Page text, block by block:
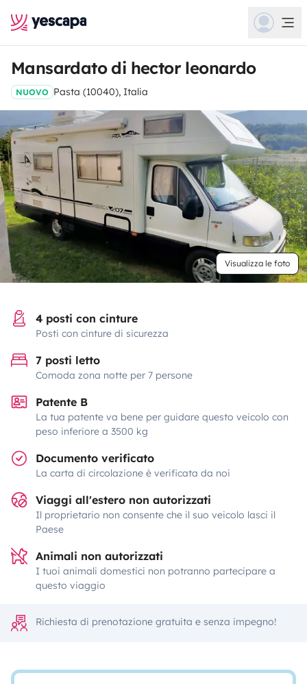
Mansardato di hector leonardo
NUOVO Pasta (10040), Italia
Visualizza le foto
4 posti con cinture
Posti con cinture di sicurezza
7 posti letto
Comoda zona notte per 7 persone
Patente B
La tua patente va bene per guidare questo veicolo con
peso inferiore a 3500 kg
Documento verificato
La carta di circolazione è verificata da noi
Viaggi all'estero non autorizzati
Il proprietario non consente che il suo veicolo lasci il
Paese
Animali non autorizzati
I tuoi animali domestici non potranno partecipare a
questo viaggio
Richiesta di prenotazione gratuita e senza impegno!